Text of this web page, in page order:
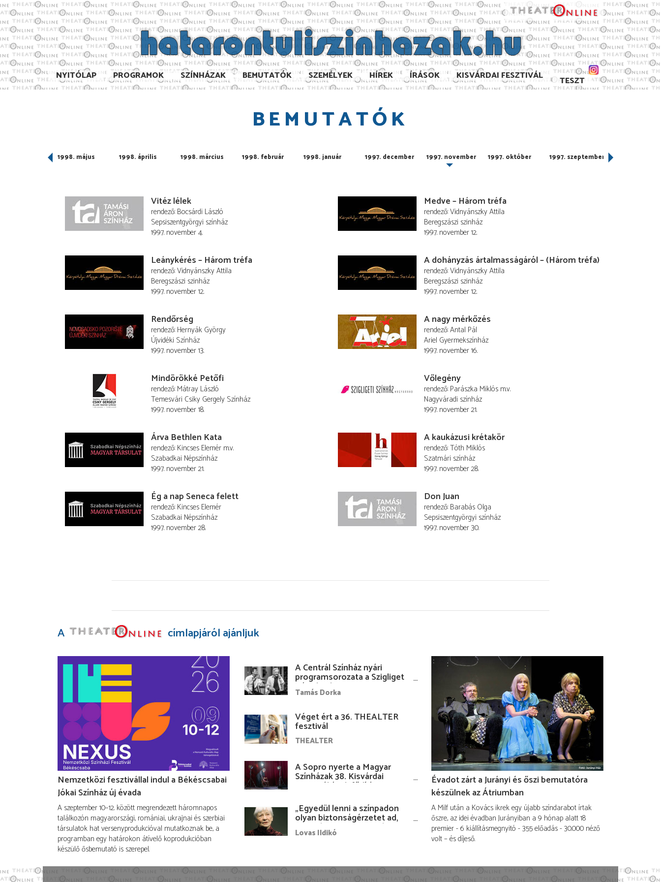
NYITÓLAP PROGRAMOK SZÍNHÁZAK BEMUTATÓK SZEMÉLYEK HÍREK ÍRÁSOK KISVÁRDAI FESZTIVÁL TESZT
BEMUTATÓK
1998. május 1998. április 1998. március 1998. február 1998. január 1997. december 1997. november 1997. október 1997. szeptember 1997. augusztus
Vitéz lélek
rendező Bocsárdi László
Sepsiszentgyörgyi színház
1997. november 4.
Medve – Három tréfa
rendező Vidnyánszky Attila
Beregszászi szinház
1997. november 12.
Leánykérés – Három tréfa
rendező Vidnyánszky Attila
Beregszászi szinház
1997. november 12.
A dohányzás ártalmasságáról – (Három tréfa)
rendező Vidnyánszky Attila
Beregszászi szinház
1997. november 12.
Rendőrség
rendező Hernyák György
Újvidéki Színház
1997. november 13.
A nagy mérkőzés
rendező Antal Pál
Ariel Gyermekszínház
1997. november 16.
Mindörökké Petőfi
rendező Mátray László
Temesvári Csiky Gergely Színház
1997. november 18.
Vőlegény
rendező Parászka Miklós m.v.
Nagyváradi színház
1997. november 21.
Árva Bethlen Kata
rendező Kincses Elemér m.v.
Szabadkai Népszínház
1997. november 21.
A kaukázusi krétakör
rendező Tóth Miklós
Szatmári színház
1997. november 28.
Ég a nap Seneca felett
rendező Kincses Elemér
Szabadkai Népszínház
1997. november 28.
Don Juan
rendező Barabás Olga
Sepsiszentgyörgyi színház
1997. november 30.
A címlapjáról ajánljuk
Nemzetközi fesztivállal indul a Békéscsabai
Jókai Színház új évada
A szeptember 10–12. között megrendezett háromnapos
találkozón magyarországi, romániai, ukrajnai és szerbiai
társulatok hat versenyprodukcióval mutatkoznak be, a
programban egy határokon átívelő koprodukcióban
készülő ősbemutató is szerepel.
A Centrál Színház nyári
programsorozata a Szigliget
Várudvarban
Tamás Dorka
Véget ért a 36. THEALTER
fesztivál
THEALTER
A Sopro nyerte a Magyar
Színházak 38. Kisvárdai
Fesztiváljának fődíját
„Egyedül lenni a színpadon
olyan biztonságérzetet ad,
hogy lám, mindenki más
nélkül is megvagyok
Lovas Ildikó
Évadot zárt a Jurányi és őszi bemutatóra
készülnek az Átriumban
A Milf után a Kovács ikrek egy újabb színdarabot írtak
őszre, az idei évadban Jurányiban a 9 hónap alatt 18
premier - 6 kiállításmegnyitó - 355 előadás - 30.000 néző
volt – és díjeső.